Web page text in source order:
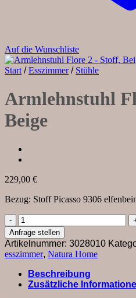
Auf die Wunschliste
Start / Esszimmer / Stühle
Armlehnstuhl
Beige
229,00 €
Bezug: Stoff Picasso 9306
Armlehnstuhl
Flore
2
-
Stoff,
Beige
Menge
Anfrage stellen
Artikelnummer: 3028010
esszimmer, Natura Home
Beschreibung
Zusätzliche